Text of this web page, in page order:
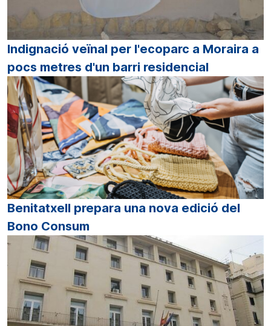
Indignació veïnal per l'ecoparc a Moraira a
pocs metres d'un barri residencial
Benitatxell prepara una nova edició del
Bono Consum